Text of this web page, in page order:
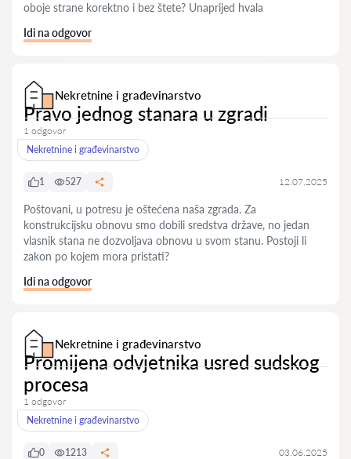
oboje strane korektno i bez štete? Unaprijed hvala
Idi na odgovor
Nekretnine i građevinarstvo
Pravo jednog stanara u zgradi
1 odgovor
Nekretnine i građevinarstvo
1 527 12.07.2025
Poštovani, u potresu je oštećena naša zgrada. Za
konstrukcijsku obnovu smo dobili sredstva države, no jedan
vlasnik stana ne dozvoljava obnovu u svom stanu. Postoji li
zakon po kojem mora pristati?
Idi na odgovor
Nekretnine i građevinarstvo
Promijena odvjetnika usred sudskog
procesa
1 odgovor
Nekretnine i građevinarstvo
0 1213 03.06.2025